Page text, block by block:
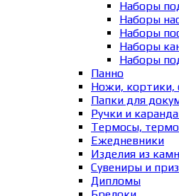
Наборы
Наборы
Наборы
Наборы
Наборы
Панно
Ножи, кортики,
Папки для
Ручки и
Термосы,
Ежедневники
Изделия из
Сувениры и
Дипломы